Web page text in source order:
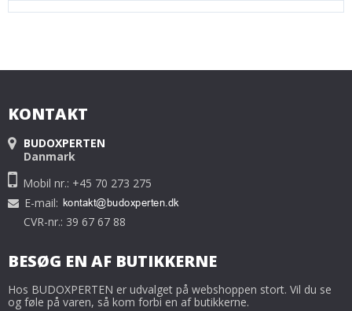
KONTAKT
BUDOXPERTEN
Danmark
Mobil nr.: +45 70 273 275
E-mail:
CVR-nr.: 39 67 67 88
BESØG EN AF BUTIKKERNE
Hos BUDOXPERTEN er udvalget på webshoppen stort. Vil du se
og føle på varen, så kom forbi en af butikkerne.